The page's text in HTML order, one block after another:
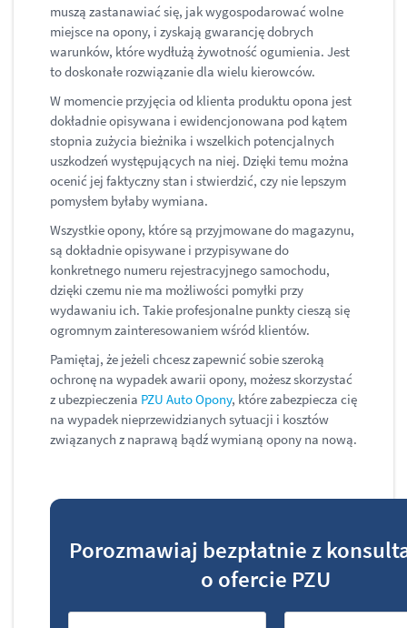
muszą zastanawiać się, jak wygospodarować wolne
miejsce na opony, i zyskają gwarancję dobrych
warunków, które wydłużą żywotność ogumienia. Jest
to doskonałe rozwiązanie dla wielu kierowców.
W momencie przyjęcia od klienta produktu opona jest
dokładnie opisywana i ewidencjonowana pod kątem
stopnia zużycia bieżnika i wszelkich potencjalnych
uszkodzeń występujących na niej. Dzięki temu można
ocenić jej faktyczny stan i stwierdzić, czy nie lepszym
pomysłem byłaby wymiana.
Wszystkie opony, które są przyjmowane do magazynu,
są dokładnie opisywane i przypisywane do
konkretnego numeru rejestracyjnego samochodu,
dzięki czemu nie ma możliwości pomyłki przy
wydawaniu ich. Takie profesjonalne punkty cieszą się
ogromnym zainteresowaniem wśród klientów.
Pamiętaj, że jeżeli chcesz zapewnić sobie szeroką
ochronę na wypadek awarii opony, możesz skorzystać
z ubezpieczenia PZU Auto Opony, które zabezpiecza cię
na wypadek nieprzewidzianych sytuacji i kosztów
związanych z naprawą bądź wymianą opony na nową.